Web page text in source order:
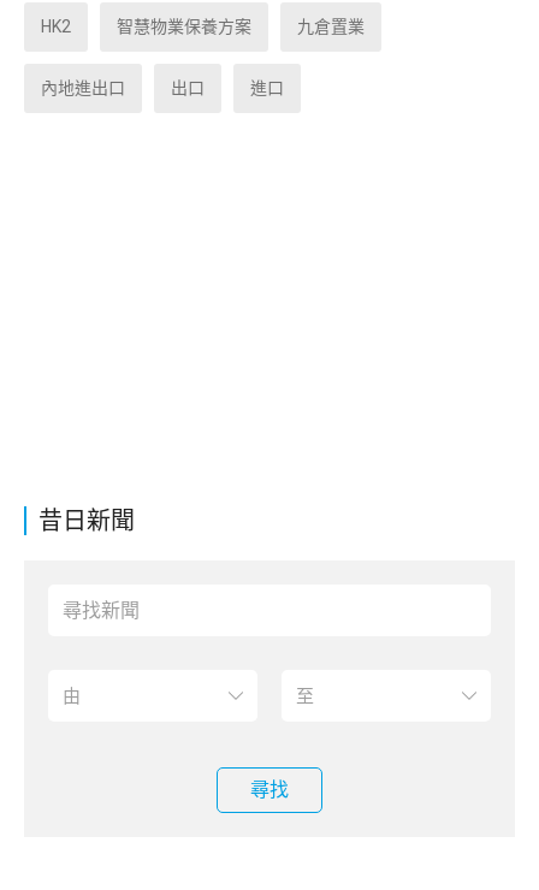
昔日新聞
尋找
HK2 智慧物業保養方案 九倉置業
內地進出口 出口 進口